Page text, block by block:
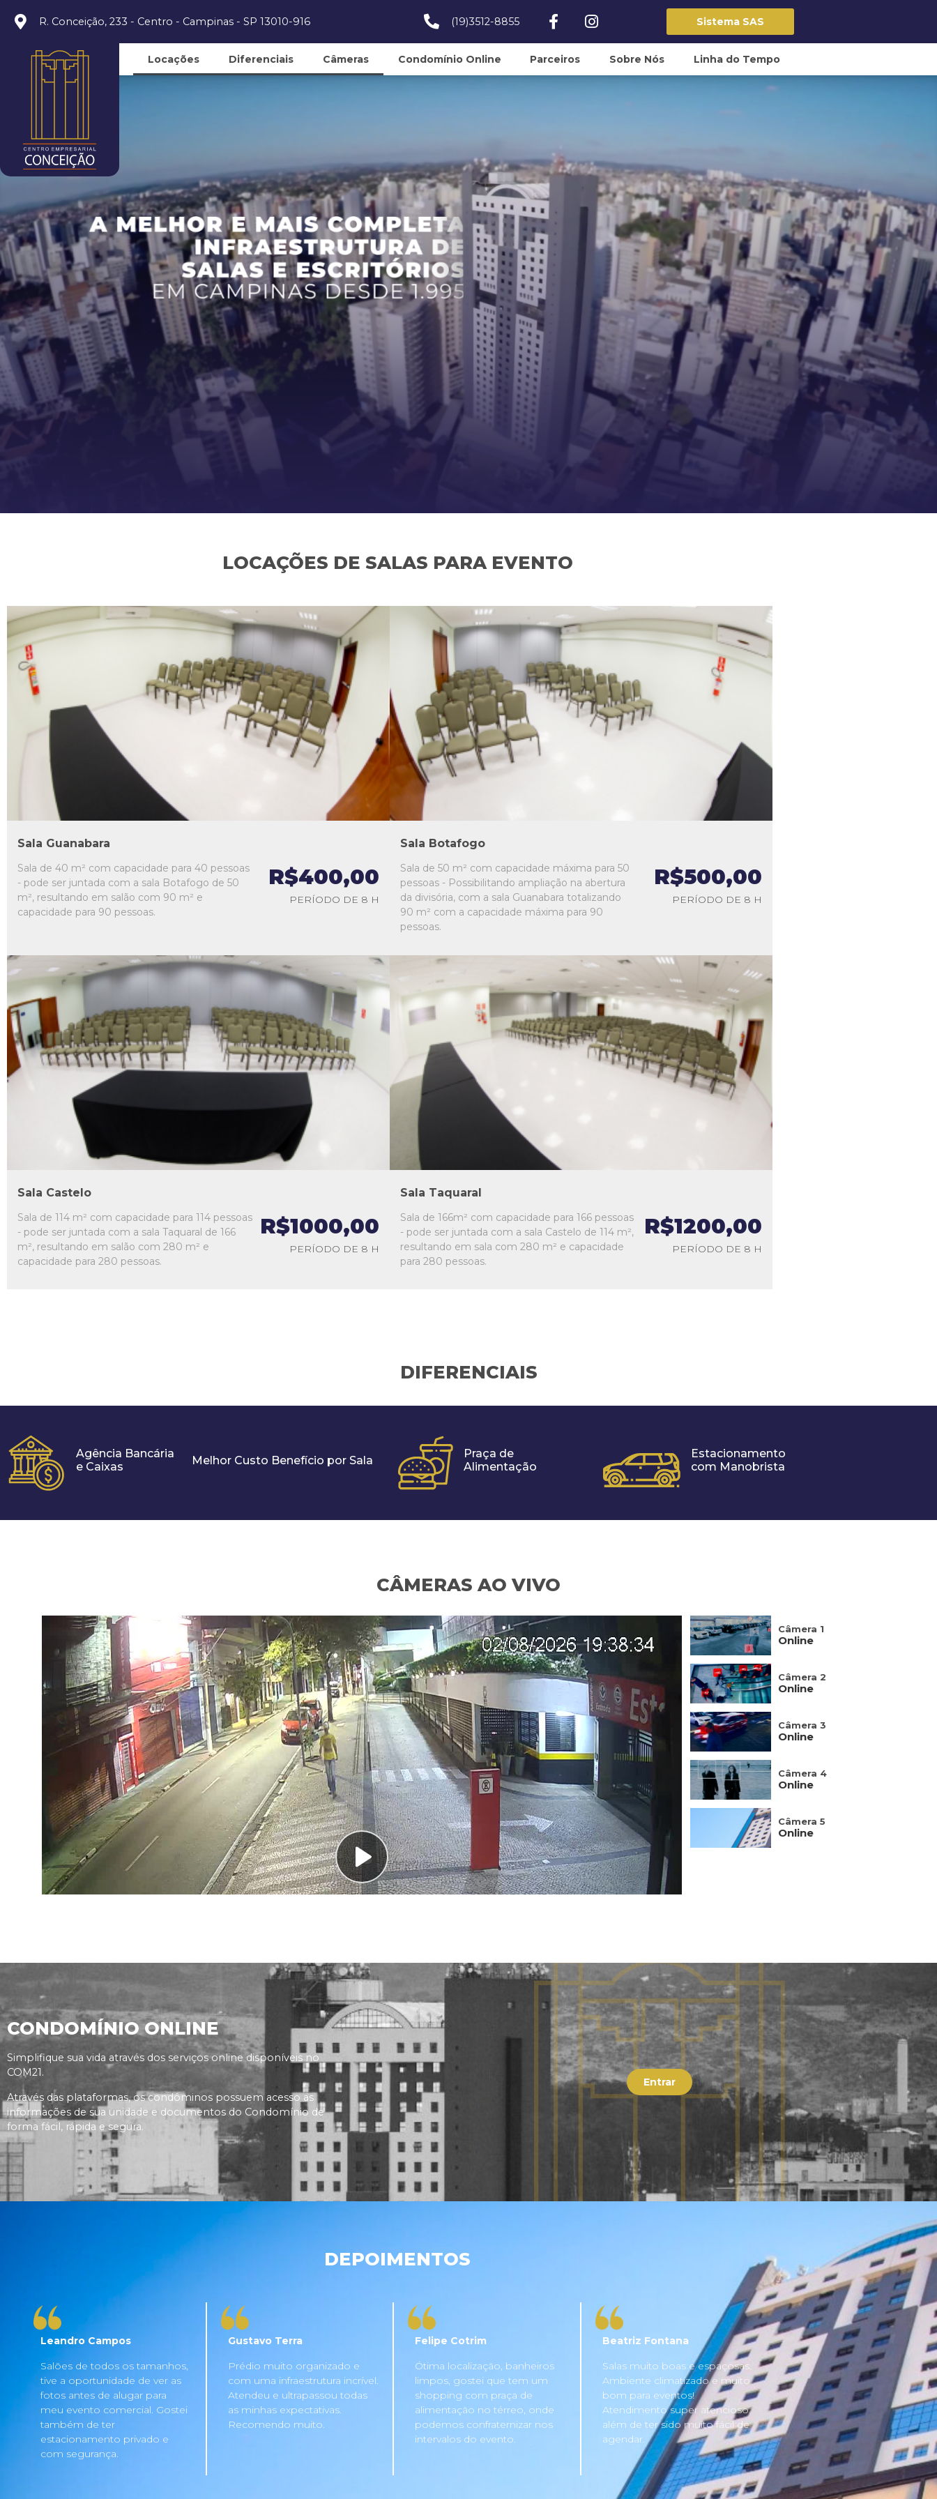
R. Conceição, 233 - Centro - Campinas - SP 13010-916 (19)3512-8855 Sistema SAS
Locações Diferenciais Câmeras Condomínio Online Parceiros Sobre Nós Linha do Tempo
LOCAÇÕES DE SALAS PARA EVENTO
L1
L2
L3
Sala Guanabara
Sala de 40 m² com capacidade para 40 pessoas
- pode ser juntada com a sala Botafogo de 50
m², resultando em salão com 90 m² e
capacidade para 90 pessoas.
R$400,00
PERÍODO DE 8 H
L3
L4
L5
Sala Botafogo
Sala de 50 m² com capacidade máxima para 50
pessoas - Possibilitando ampliação na abertura
da divisória, com a sala Guanabara totalizando
90 m² com a capacidade máxima para 90
pessoas.
R$500,00
PERÍODO DE 8 H
L1
L2
L3
L4
Sala Castelo
Sala de 114 m² com capacidade para 114 pessoas
- pode ser juntada com a sala Taquaral de 166
m², resultando em salão com 280 m² e
capacidade para 280 pessoas.
R$1000,00
PERÍODO DE 8 H
L1
L3
L4
L5
Sala Taquaral
Sala de 166m² com capacidade para 166 pessoas
- pode ser juntada com a sala Castelo de 114 m²,
resultando em sala com 280 m² e capacidade
para 280 pessoas.
R$1200,00
PERÍODO DE 8 H
DIFERENCIAIS
Agência Bancária
e Caixas
Melhor Custo Benefício por Sala
Praça de
Alimentação
Estacionamento
com Manobrista
CÂMERAS AO VIVO
Câmera 1
Online
Câmera 2
Online
Câmera 3
Online
Câmera 4
Online
Câmera 5
Online
CONDOMÍNIO ONLINE
Simplifique sua vida através dos serviços online disponíveis no
COM21.
Através das plataformas, os condôminos possuem acesso as
informações de sua unidade e documentos do Condomínio de
forma fácil, rápida e segura.
Entrar
DEPOIMENTOS
Salões de todos os tamanhos,
tive a oportunidade de ver as
fotos antes de alugar para
meu evento comercial. Gostei
também de ter
estacionamento privado e
com segurança.
Leandro Campos
Prédio muito organizado e
com uma infraestrutura incrível.
Atendeu e ultrapassou todas
as minhas expectativas.
Recomendo muito.
Gustavo Terra
Ótima localização, banheiros
limpos, gostei que tem um
shopping com praça de
alimentação no térreo, onde
podemos confraternizar nos
intervalos do evento.
Felipe Cotrim
Salas muito boas e espaçosas.
Ambiente climatizado e muito
bom para eventos!
Atendimento super atencioso
além de ter sido muito fácil de
agendar.
Beatriz Fontana